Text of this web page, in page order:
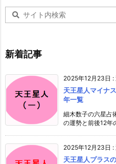
新着記事
2025年12月23日 :
天王星人マイナ
年一覧
細木数子の六星占
の運勢と前後12年
2025年12月23日 :
天王星人プラス